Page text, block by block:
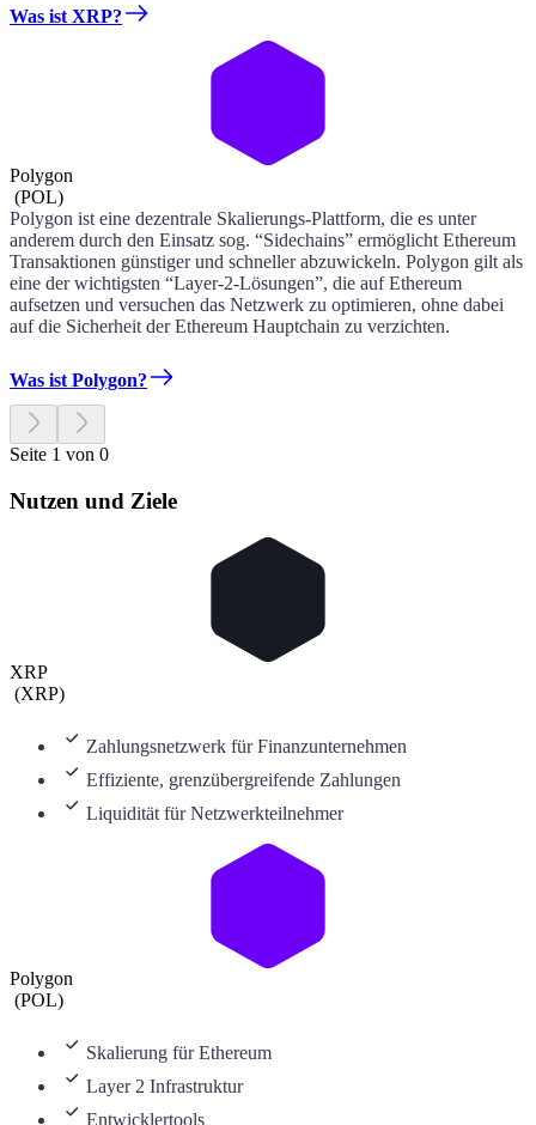
Was ist XRP?
Polygon
(POL)
Polygon ist eine dezentrale Skalierungs-Plattform, die es unter
anderem durch den Einsatz sog. “Sidechains” ermöglicht Ethereum
Transaktionen günstiger und schneller abzuwickeln. Polygon gilt als
eine der wichtigsten “Layer-2-Lösungen”, die auf Ethereum
aufsetzen und versuchen das Netzwerk zu optimieren, ohne dabei
auf die Sicherheit der Ethereum Hauptchain zu verzichten.
Was ist Polygon?
Seite 1 von 0
Nutzen und Ziele
XRP
(XRP)
Zahlungsnetzwerk für Finanzunternehmen
Effiziente, grenzübergreifende Zahlungen
Liquidität für Netzwerkteilnehmer
Polygon
(POL)
Skalierung für Ethereum
Layer 2 Infrastruktur
Entwicklertools